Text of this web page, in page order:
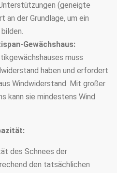
(geneigte
an der Grundlage, um ein
Gewächshaus:
muss
haben und erfordert
Windwiderstand. Mit großer
kann sie mindestens Wind
des Schnees der
den tatsächlichen